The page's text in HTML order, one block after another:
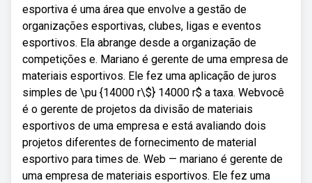
esportiva é uma área que envolve a gestão de
organizações esportivas, clubes, ligas e eventos
esportivos. Ela abrange desde a organização de
competições e. Mariano é gerente de uma empresa de
materiais esportivos. Ele fez uma aplicação de juros
simples de \pu {14000 r\$} 14000 r$ a taxa. Webvocê
é o gerente de projetos da divisão de materiais
esportivos de uma empresa e está avaliando dois
projetos diferentes de fornecimento de material
esportivo para times de. Web — mariano é gerente de
uma empresa de materiais esportivos. Ele fez uma